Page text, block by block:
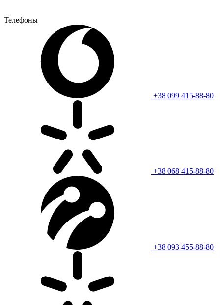
Телефоны
+38 099 415-88-80
+38 068 415-88-80
+38 093 455-88-80